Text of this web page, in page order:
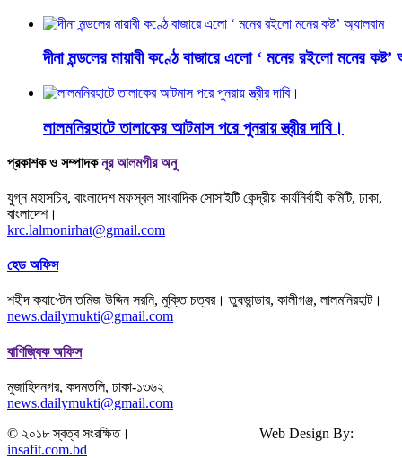
দীনা মন্ডলের মায়াবী কণ্ঠে বাজারে এলো ‘ মনের রইলো মনের কষ্ট’
লালমনিরহাটে তালাকের আটমাস পরে পুনরায় স্ত্রীর দাবি।
প্রকাশক ও সম্পাদকনূর আলমগীর অনু
যুগ্ন মহাসচিব, বাংলাদেশ মফস্বল সাংবাদিক সোসাইটি কেন্দ্রীয় কার্যনির্বাহী কমিটি, ঢাকা,
বাংলাদেশ।
krc.lalmonirhat@gmail.com
হেড অফিস
শহীদ ক্যাপ্টেন তমিজ উদ্দিন সরনি, মুক্তি চত্বর। তুষভান্ডার, কালীগঞ্জ, লালমনিরহাট।
news.dailymukti@gmail.com
বাণিজ্যিক অফিস
মুজাহিদনগর, কদমতলি, ঢাকা-১৩৬২
news.dailymukti@gmail.com
© ২০১৮ স্বত্ব সংরক্ষিত। Web Design By:
insafit.com.bd